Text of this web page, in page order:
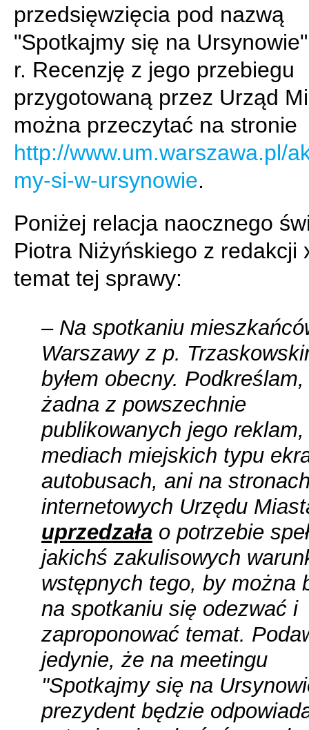
przedsięwzięcia pod nazwą
"Spotkajmy się na
r. Recenzję z jego przebiegu
przygotowaną przez Urząd
można przeczytać na stronie
http://www.um.warszawa.pl/
my-si-w-ursynowie.
Poniżej relacja naocznego
Piotra Niżyńskiego z redakcji
temat tej sprawy:
– Na spotkaniu
Warszawy z p.
byłem obecny.
żadna z powszechnie
publikowanych jego
mediach miejskich typu
autobusach, ani na
internetowych Urzędu
uprzedzała o potrzebie
jakichś zakulisowych
wstępnych tego, by można
na spotkaniu się odezwać i
zaproponować temat.
jedynie, że na meetingu
"Spotkajmy się na
prezydent będzie